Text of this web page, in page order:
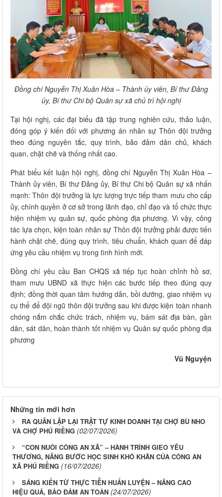
Đồng chí Nguyễn Thị Xuân Hòa – Thành ủy viên, Bí thư Đảng
ủy, Bí thư Chi bộ Quân sự xã chủ trì hội nghị
Tại hội nghị, các đại biểu đã tập trung nghiên cứu, thảo luận,
đóng góp ý kiến đối với phương án nhân sự Thôn đội trưởng
theo đúng nguyên tắc, quy trình, bảo đảm dân chủ, khách
quan, chặt chẽ và thống nhất cao.
Phát biểu kết luận hội nghị, đồng chí Nguyễn Thị Xuân Hòa –
Thành ủy viên, Bí thư Đảng ủy, Bí thư Chi bộ Quân sự xã nhấn
mạnh: Thôn đội trưởng là lực lượng trực tiếp tham mưu cho cấp
ủy, chính quyền ở cơ sở trong lãnh đạo, chỉ đạo và tổ chức thực
hiện nhiệm vụ quân sự, quốc phòng địa phương. Vì vậy, công
tác lựa chọn, kiện toàn nhân sự Thôn đội trưởng phải được tiến
hành chặt chẽ, đúng quy trình, tiêu chuẩn, khách quan để đáp
ứng yêu cầu nhiệm vụ trong tình hình mới.
Đồng chí yêu cầu Ban CHQS xã tiếp tục hoàn chỉnh hồ sơ,
tham mưu UBND xã thực hiện các bước tiếp theo đúng quy
định; đồng thời quan tâm hướng dẫn, bồi dưỡng, giao nhiệm vụ
cụ thể để đội ngũ thôn đội trưởng sau khi được kiện toàn nhanh
chóng nắm chắc chức trách, nhiệm vụ, bám sát địa bàn, gần
dân, sát dân, hoàn thành tốt nhiệm vụ Quân sự quốc phòng địa
phương
Vũ Nguyện
Những tin mới hơn
RA QUÂN LẬP LẠI TRẬT TỰ KINH DOANH TẠI CHỢ BÙ NHO
VÀ CHỢ PHÚ RIỀNG (02/07/2026)
“CON NUÔI CÔNG AN XÃ” – HÀNH TRÌNH GIEO YÊU
THƯƠNG, NÂNG BƯỚC HỌC SINH KHÓ KHĂN CỦA CÔNG AN
XÃ PHÚ RIỀNG (16/07/2026)
SÁNG KIẾN TỪ THỰC TIỄN HUẤN LUYỆN – NÂNG CAO
HIỆU QUẢ, BẢO ĐẢM AN TOÀN (24/07/2026)